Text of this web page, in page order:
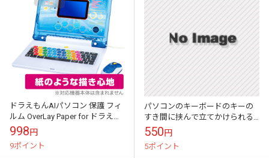
ドラえもんAIパソコン 保護 フィ
ルム OverLay Paper for ドラえも
ん パソコン 書き味向上 紙のよう
な描き心地
998円
9ポイント
パソコンのキーボードのキーの
すき間に挟んで立てかけられる
かわいい伝言メモ ハイモジモ
ジ Deng On\"Fence\"
550円
5ポイント